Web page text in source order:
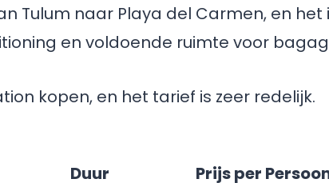
Tulum naar Playa del Carmen, en het
en voldoende ruimte voor
kopen, en het tarief is zeer redelijk.
Duur Prijs per